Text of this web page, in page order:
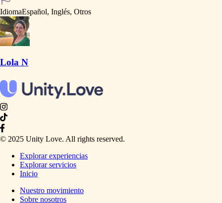
IdiomaEspañol, Inglés, Otros
Lola N
© 2025 Unity Love. All rights reserved.
Explorar experiencias
Explorar servicios
Inicio
Nuestro movimiento
Sobre nosotros